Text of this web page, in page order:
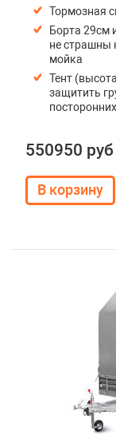
Тормозная
Борта 29см
не страшны
мойка
Тент
защитить
550950 руб